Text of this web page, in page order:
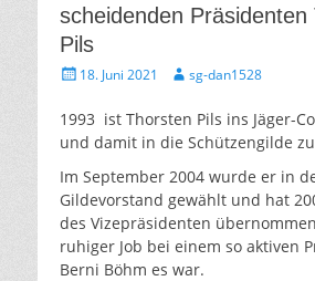
scheidenden Präsidenten
Pils
Gepostet
18. Juni 2021 Autorsg-dan1528
1993 ist Thorsten Pils ins Jäger-
und damit in die Schützengilde
Im September 2004 wurde er in
Gildevorstand gewählt und hat
des Vizepräsidenten
ruhiger Job bei einem so aktiven
Berni Böhm es war.